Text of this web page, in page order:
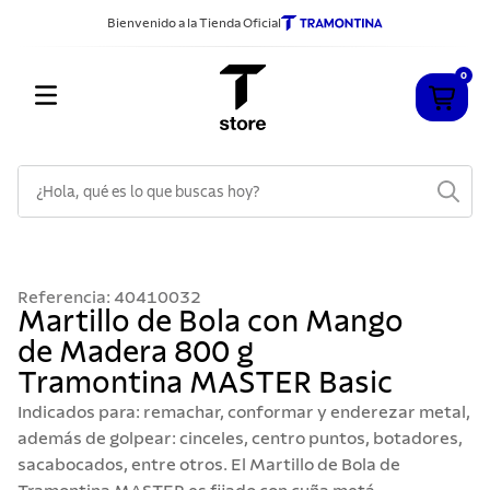
Bienvenido a la Tienda Oficial
0
Referencia: 40410032
Martillo de Bola con Mango
de Madera 800 g
Tramontina MASTER Basic
Indicados para: remachar, conformar y enderezar metal,
además de golpear: cinceles, centro puntos, botadores,
sacabocados, entre otros. El Martillo de Bola de
2 .
sarten
3.
cubiertos
4 .
ollas
acero inoxidable
6.
grano